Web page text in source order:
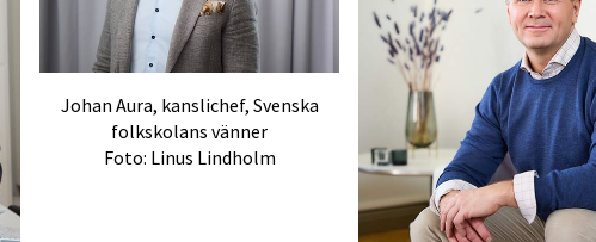
Johan Aura, kanslichef, Svenska
folkskolans vänner
Foto: Linus Lindholm